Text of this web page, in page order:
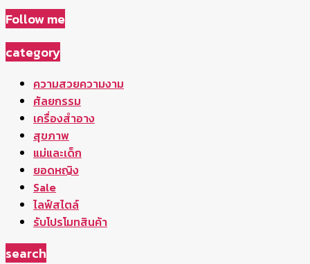
Follow me
category
ความสวยความงาม
ศัลยกรรม
เครื่องสำอาง
สุขภาพ
แม่และเด็ก
ยอดหญิง
Sale
ไลฟ์สไตล์
รับโปรโมทสินค้า
search